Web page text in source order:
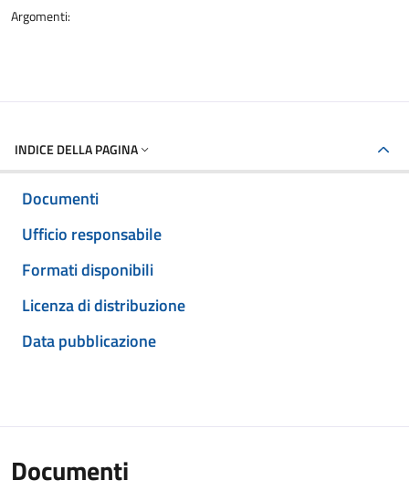
Argomenti:
INDICE DELLA PAGINA
Documenti
Ufficio responsabile
Formati disponibili
Licenza di distribuzione
Data pubblicazione
Documenti